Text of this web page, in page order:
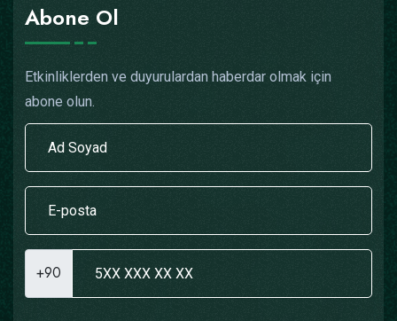
Abone Ol
Etkinliklerden ve duyurulardan haberdar olmak için
abone olun.
+90